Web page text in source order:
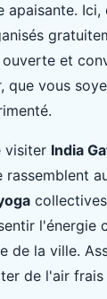
apaisante. Ici,
et
que vous
visiter India
rassemblent
l'énergie
de la ville.
de l'air frais